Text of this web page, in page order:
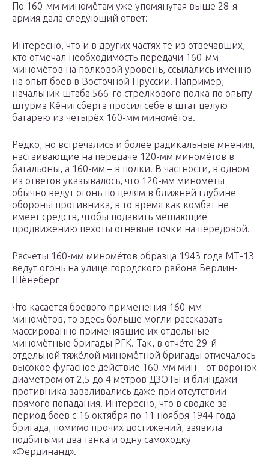
По 160-мм миномётам уже упомянутая выше 28-я
армия дала следующий ответ:
Интересно, что и в других частях те из отвечавших,
кто отмечал необходимость передачи 160-мм
миномётов на полковой уровень, ссылались именно
на опыт боев в Восточной Пруссии. Например,
начальник штаба 566-го стрелкового полка по опыту
штурма Кёнигсберга просил себе в штат целую
батарею из четырёх 160-мм миномётов.
Редко, но встречались и более радикальные мнения,
настаивающие на передаче 120-мм миномётов в
батальоны, а 160-мм – в полки. В частности, в одном
из ответов указывалось, что 120-мм миномёты
обычно ведут огонь по целям в ближней глубине
обороны противника, в то время как комбат не
имеет средств, чтобы подавить мешающие
продвижению пехоты огневые точки на передовой.
Расчёты 160-мм миномётов образца 1943 года МТ-13
ведут огонь на улице городского района Берлин-
Шёнеберг
Что касается боевого применения 160-мм
миномётов, то здесь больше могли рассказать
массированно применявшие их отдельные
миномётные бригады РГК. Так, в отчёте 29-й
отдельной тяжёлой миномётной бригады отмечалось
высокое фугасное действие 160-мм мин – от воронок
диаметром от 2,5 до 4 метров ДЗОТы и блиндажи
противника заваливались даже при отсутствии
прямого попадания. Интересно, что в сводке за
период боев с 16 октября по 11 ноября 1944 года
бригада, помимо прочих достижений, заявила
подбитыми два танка и одну самоходку
«Фердинанд».